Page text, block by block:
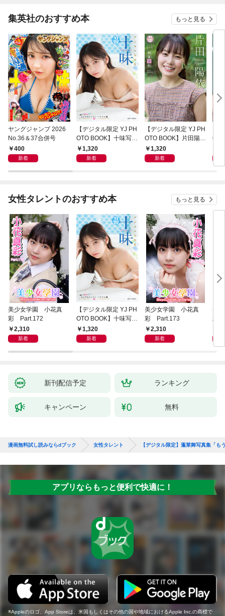
集英社のおすすめ本 もっと見る
ヤングジャンプ 2026
No.36＆37合併号
400
新着
【デジタル限定 YJ PH
OTO BOOK】十味写真
集「続・『ぽみ』！？
どこでもトレイン・ベ
1,320
新着
【デジタル限定 YJ PH
OTO BOOK】片田陽依
写真集「羽色日和」
1,320
新着
リ」
女性タレントのおすすめ本 もっと見る
美少女学園 小花真
彩 Part.172
2,310
新着
【デジタル限定 YJ PH
OTO BOOK】十味写真
集「続・『ぽみ』！？
どこでもトレイン・ベ
1,320
新着
美少女学園 小花真
彩 Part.173
2,310
新着
美
彩
新刊配信予定 ランキング
キャンペーン 無料
漫画無料試し読みならdブック 女性タレント 【デジタル限定】蓬莱舞写真集「も
アプリならもっと便利で快適に！
Appleのロゴ、App Storeは、米国もしくはその他の国や地域におけるApple Inc.の商標で